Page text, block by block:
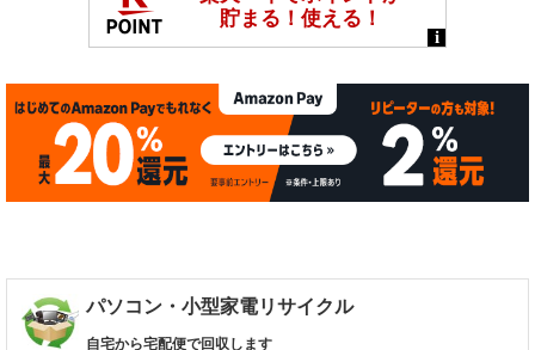
パソコン・小型家電リサイクル
自宅から宅配便で回収します